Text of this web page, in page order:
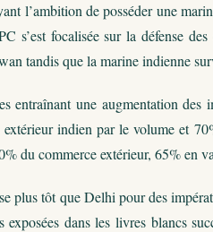
l’ambition de posséder une
s’est focalisée sur la défense
tandis que la marine indienne
entraînant une augmentation
indien par le volume et
du commerce extérieur, 65% en
plus tôt que Delhi pour des
exposées dans les livres blancs